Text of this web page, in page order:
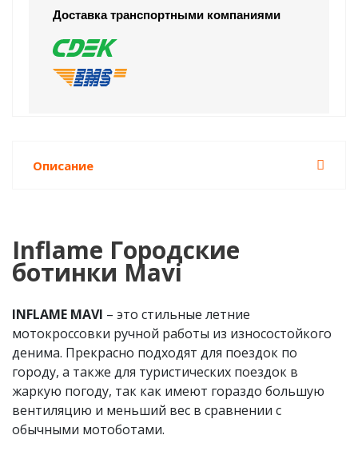
Доставка транспортными компаниями
Описание
Inflame Городские
ботинки Mavi
INFLAME MAVI – это стильные летние
мотокроссовки ручной работы из износостойкого
денима. Прекрасно подходят для поездок по
городу, а также для туристических поездок в
жаркую погоду, так как имеют гораздо большую
вентиляцию и меньший вес в сравнении с
обычными мотоботами.